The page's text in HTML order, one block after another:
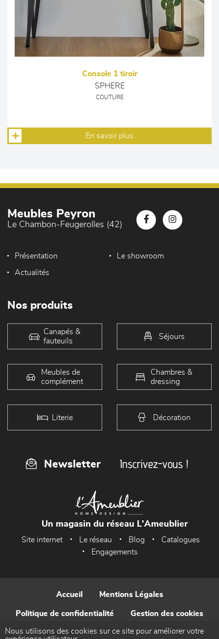
Console 1 tiroir
SPHERE
COUTURE
En savoir plus
Meubles Peyron
Le Chambon-Feugerolles (42)
Présentation Le showroom
Actualités
Nos produits
Canapés &
fauteuils
Séjours
Meubles de
complément
Chambres &
dressing
Literie Décoration
Newsletter Inscrivez-vous !
Un magasin du réseau L'Ameublier
Site internet Le réseau Blog
Catalogues
Engagements
Accueil Mentions Légales
Politique de confidentialité Gestion des cookies
Contact
Nous utilisons des cookies sur ce site pour améliorer votre